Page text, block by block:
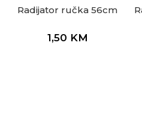
Radijator ručka 56cm
1,50 KM